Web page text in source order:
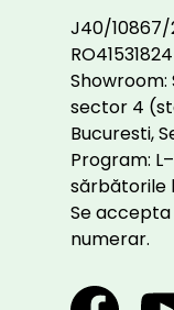
J40/10867/
RO41531824
Showroom:
sector 4
Bucuresti,
Program:
sărbătorile
Se accepta
numerar.